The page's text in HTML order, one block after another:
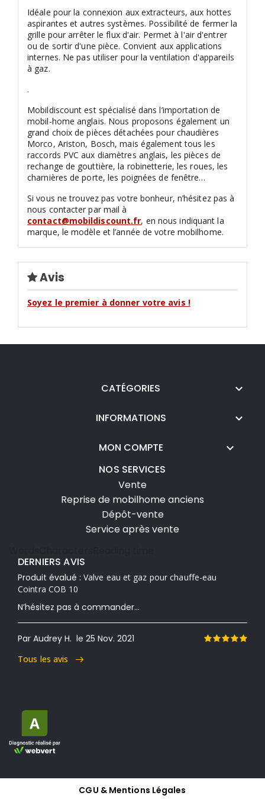
Idéale pour la connexion aux extracteurs, aux hottes
aspirantes et autres systèmes. Possibilité de fermer la
grille pour arrêter le flux d'air. Permet à l'air d'entrer
ou de sortir d'une pièce. Convient aux applications
internes. Ne pas utiliser pour la ventilation d'appareils
à gaz.
.
Mobildiscount est spécialisé dans l’importation de
mobil-home anglais. Nous proposons également un
grand choix de pièces détachées pour chaudières
Morco, Ariston, Bosch, mais également tous les
raccords PVC aux diamètres anglais, les pièces de
rechange de gouttière, la robinetterie, les roues, les
charnières de porte, les poignées de fenêtre…
Si vous ne trouvez pas votre bonheur, n’hésitez pas à
nous contacter par mail à
contact@mobildiscount.fr, en nous indiquant la
marque, le modèle et l’année de votre mobilhome.
Avis
Soyez le premier à donner votre avis !
CATÉGORIES 
INFORMATIONS 
MON COMPTE 
NOS SERVICES
Vente
Reprise de mobilhome anciens
Dépôt-vente
Service après vente
DERNIERS AVIS
Produit évalué : Valve eau et gaz pour chauffe-eau
Cointra COB 10
N’hésitez pas à commander...
Par Audrey H. le 25 Nov. 2021
Tous les avis
CGU & Mentions Légales